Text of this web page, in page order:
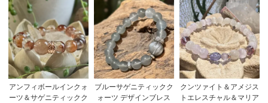
アンフィボールインクォ
ーツ＆サゲニティックク
ブルーサゲニティックク
ォーツ デザインブレス
クンツァイト＆アメジス
トエレスチャル＆マリア